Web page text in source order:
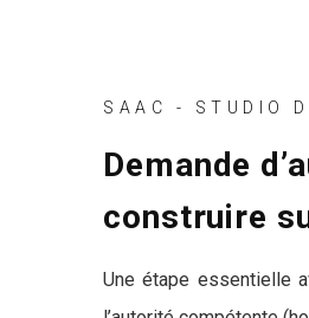
SAAC - STUDIO
Demande
construire
Une étape essentielle